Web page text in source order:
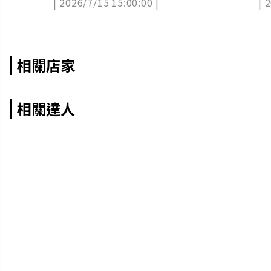
相關店家
相關達人